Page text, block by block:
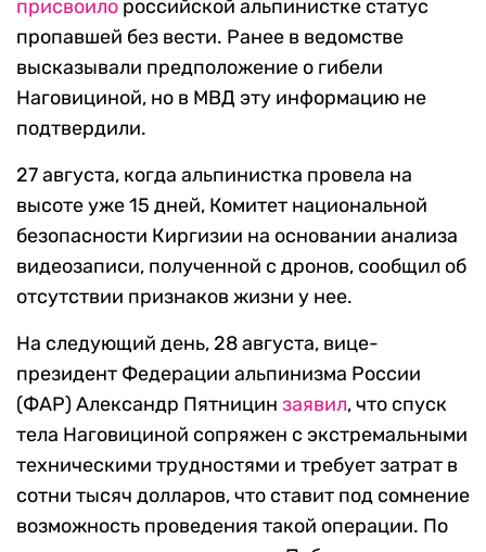
присвоило российской альпинистке статус
пропавшей без вести. Ранее в ведомстве
высказывали предположение о гибели
Наговициной, но в МВД эту информацию не
подтвердили.
27 августа, когда альпинистка провела на
высоте уже 15 дней, Комитет национальной
безопасности Киргизии на основании анализа
видеозаписи, полученной с дронов, сообщил об
отсутствии признаков жизни у нее.
На следующий день, 28 августа, вице-
президент Федерации альпинизма России
(ФАР) Александр Пятницин заявил, что спуск
тела Наговициной сопряжен с экстремальными
техническими трудностями и требует затрат в
сотни тысяч долларов, что ставит под сомнение
возможность проведения такой операции. По